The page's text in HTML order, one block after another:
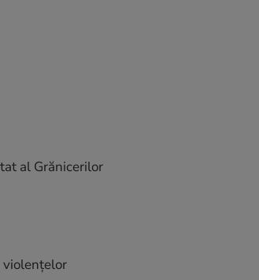
al Grănicerilor
violențelor